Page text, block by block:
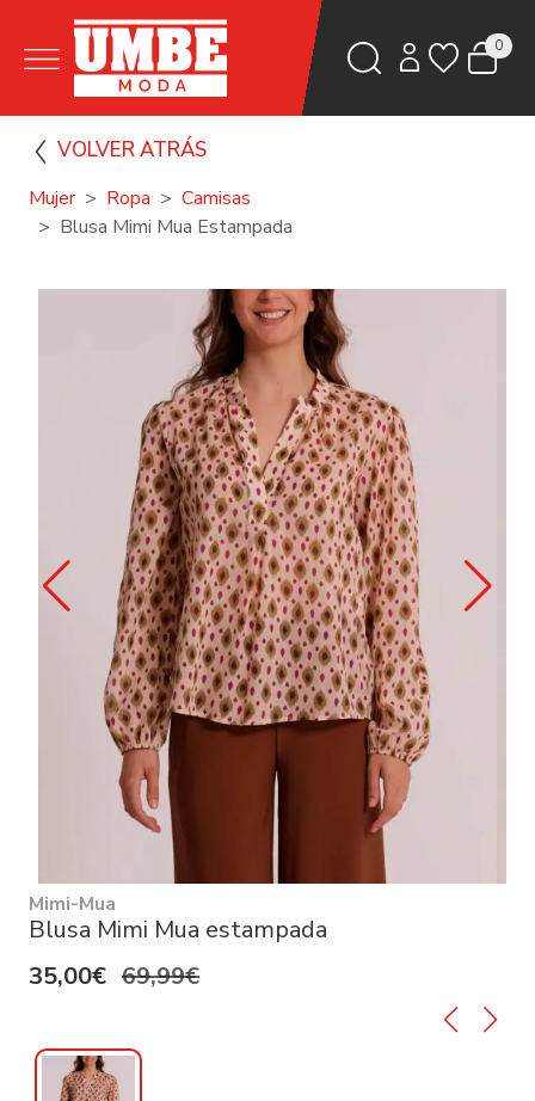
0
VOLVER ATRÁS
Mujer Ropa
Camisas
Blusa Mimi Mua Estampada
Mimi-Mua
Blusa Mimi Mua estampada
35,00€ 69,99€